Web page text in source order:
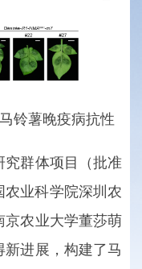
铃薯晚疫病抗性
群体项目（批准
农业科学院深圳农
京农业大学董莎萌
新进展，构建了马